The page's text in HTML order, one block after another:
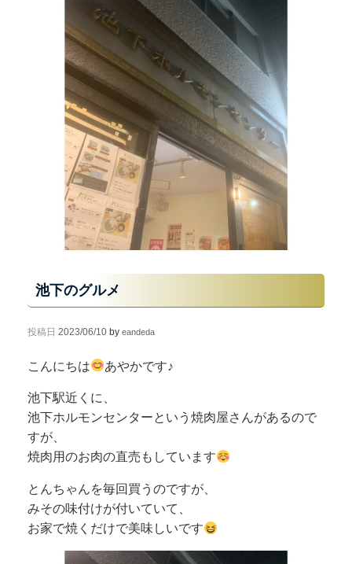
池下のグルメ
投稿日 2023/06/10 by eandeda
こんにちは あやかです♪
池下駅近くに、
池下ホルモンセンターという焼肉屋さんがあるので
すが、
焼肉用のお肉の直売もしています
とんちゃんを毎回買うのですが、
みその味付けが付いていて、
お家で焼くだけで美味しいです